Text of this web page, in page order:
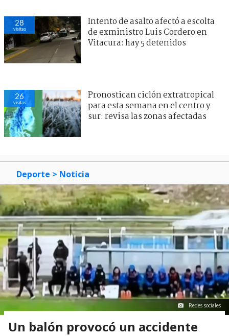
28
visitas
Intento de asalto afectó a escolta
de exministro Luis Cordero en
Vitacura: hay 5 detenidos
26
visitas
Pronostican ciclón extratropical
para esta semana en el centro y
sur: revisa las zonas afectadas
Deporte > Noticia
Redes sociales
Un balón provocó un accidente